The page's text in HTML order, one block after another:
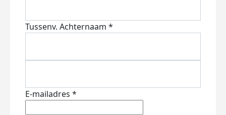
Tussenv. Achternaam *
E-mailadres *